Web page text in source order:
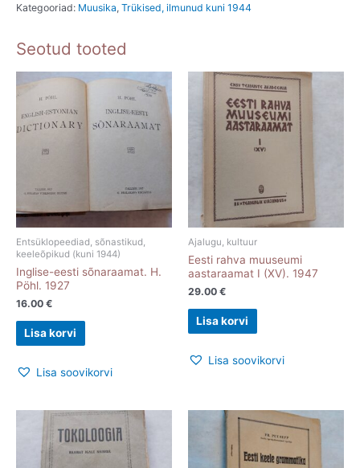
osa.
Hermann.
1926
Kategooriad: Muusika, Trükised, ilmunud kuni 1944
Seotud tooted
Entsüklopeediad, sõnastikud,
keeleõpikud (kuni 1944)
Inglise-eesti sõnaraamat. H.
Pöhl. 1927
16.00 €
Lisa korvi
Lisa soovikorvi
Ajalugu, kultuur
Eesti rahva muuseumi
aastaraamat I (XV). 1947
29.00 €
Lisa korvi
Lisa soovikorvi